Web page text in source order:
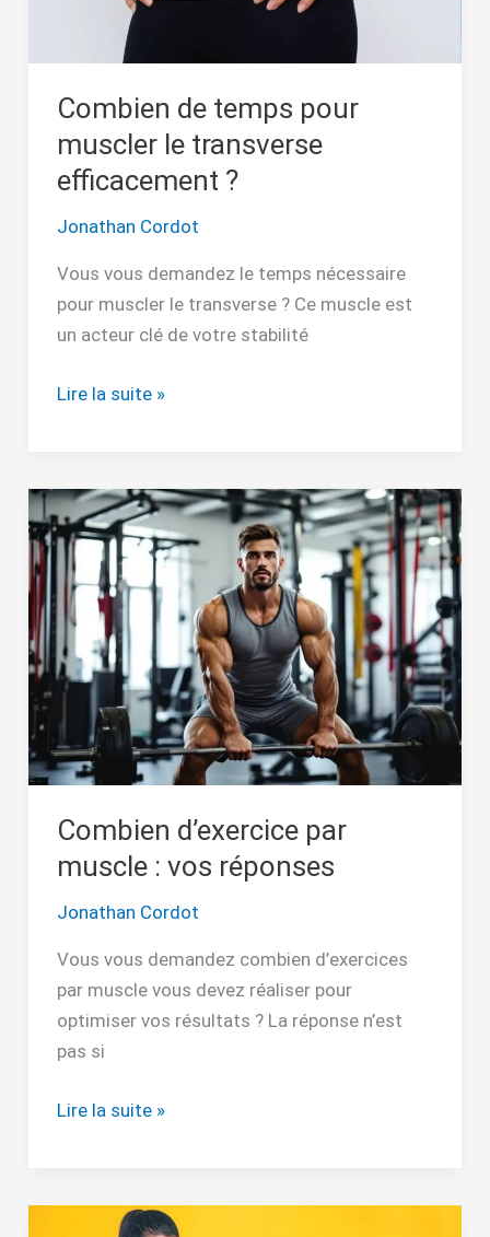
Combien de temps pour
muscler le transverse
efficacement ?
Jonathan Cordot
Vous vous demandez le temps nécessaire
pour muscler le transverse ? Ce muscle est
un acteur clé de votre stabilité
Lire la suite »
Combien d’exercice par
muscle : vos réponses
Jonathan Cordot
Vous vous demandez combien d’exercices
par muscle vous devez réaliser pour
optimiser vos résultats ? La réponse n’est
pas si
Combien
d’exercice
par
muscle
vos
réponses
Lire la suite »